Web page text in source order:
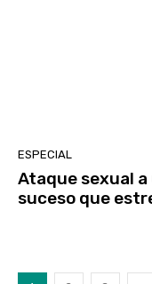
ESPECIAL
Ataque sexual a
suceso que